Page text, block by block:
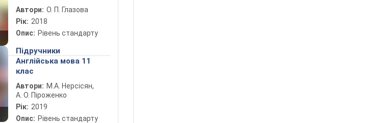
Автори: О. П. Глазова
Рік: 2018
Опис: Рівень стандарту
Підручники
Англійська мова 11
клас
Автори: М.А. Нерсісян,
А. О. Піроженко
Рік: 2019
Опис: Рівень стандарту